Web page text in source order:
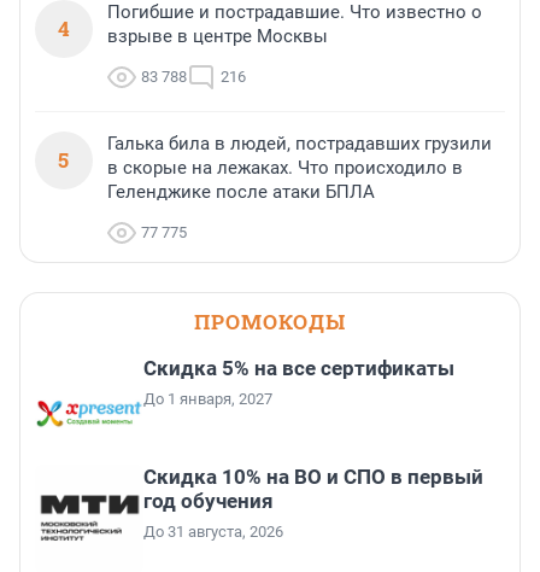
4
Погибшие и пострадавшие. Что известно о
взрыве в центре Москвы
83 788 216
5
Галька била в людей, пострадавших грузили
в скорые на лежаках. Что происходило в
Геленджике после атаки БПЛА
77 775
ПРОМОКОДЫ
Скидка 5% на все сертификаты
До 1 января, 2027
Скидка 10% на ВО и СПО в первый
год обучения
До 31 августа, 2026